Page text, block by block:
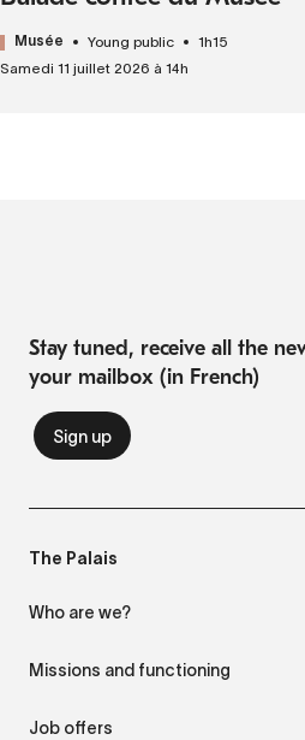
Musée Young public
1h15
Samedi 11 juillet 2026 à 14h
Stay tuned, receive all the
your mailbox (in French)
The Palais
Who are we?
Missions and functioning
Job offers